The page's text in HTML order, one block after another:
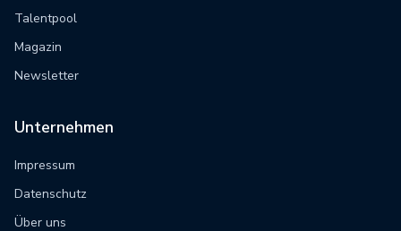
Talentpool
Magazin
Newsletter
Unternehmen
Impressum
Datenschutz
Über uns